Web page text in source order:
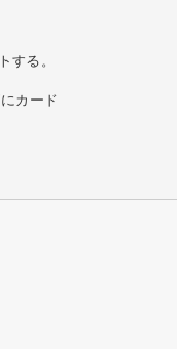
る。
カード